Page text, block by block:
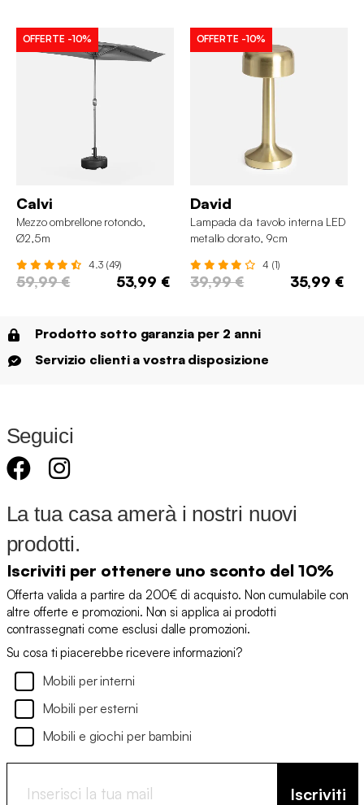
OFFERTE -10%
Calvi
Mezzo ombrellone rotondo,
Ø2,5m
4.3 (49)
59,99 € 53,99 €
OFFERTE -10%
David
Lampada da tavolo interna LED
metallo dorato, 9cm
4 (1)
39,99 € 35,99 €
Prodotto sotto garanzia per 2 anni
Servizio clienti a vostra disposizione
Seguici
La tua casa amerà i nostri nuovi
prodotti.
Iscriviti per ottenere uno sconto del 10%
Offerta valida a partire da 200€ di acquisto. Non cumulabile con
altre offerte e promozioni. Non si applica ai prodotti
contrassegnati come esclusi dalle promozioni.
Su cosa ti piacerebbe ricevere informazioni?
Mobili per interni
Mobili per esterni
Mobili e giochi per bambini
Iscriviti